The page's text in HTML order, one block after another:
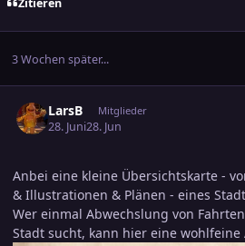
Zitieren
3 Wochen später...
LarsB Mitglieder
28. Juni28. Jun
Anbei eine kleine Übersichtskarte -
& Illustrationen & Plänen - eines
Wer einmal Abwechslung von
Stadt sucht, kann hier eine